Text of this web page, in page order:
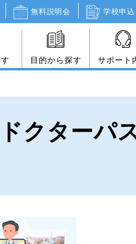
無料説明会 学校申込
目的から探す サポート
クターパ